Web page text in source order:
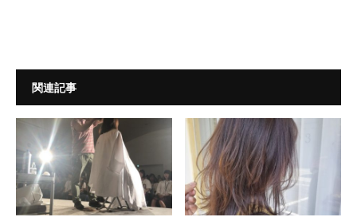
関連記事